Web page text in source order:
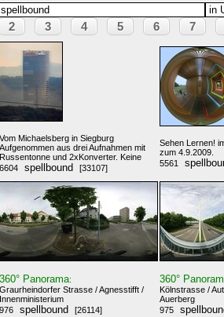
2 3 4 5 6 7
Vom Michaelsberg in Siegburg
Aufgenommen aus drei Aufnahmen mit
Russentonne und 2xKonverter. Keine
6604
spellbound [33107]
Sehen Lernen!
zum 4.9.2009.
5561
360° Panorama:
Graurheindorfer Strasse / Agnesstifft /
Innenministerium
976
spellbound [26114]
360°
Kölnstrasse /
Auerberg
975